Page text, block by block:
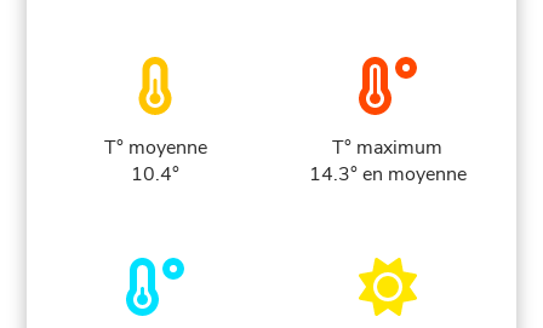
T° moyenne
10.4°
T° maximum
14.3° en moyenne